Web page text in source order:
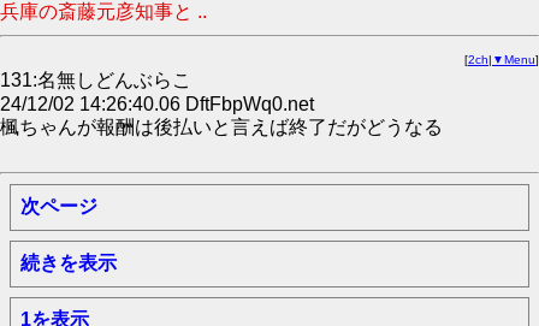
兵庫の斎藤元彦知事と ..
[2ch| ▼Menu]
131:名無しどんぶらこ
24/12/02 14:26:40.06 DftFbpWq0.net
楓ちゃんが報酬は後払いと言えば終了だがどうなる
次ページ
続きを表示
1を表示